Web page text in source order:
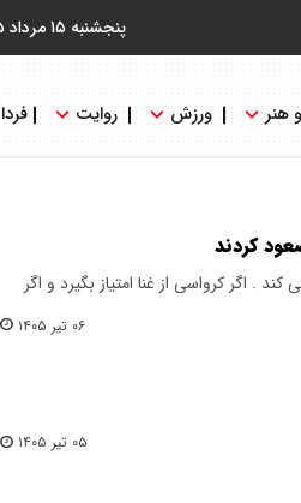
پنجشنبه ۱۵ مرداد ۱۴۰۵
هنر ورزش روایت فردا
کردند
است و با این ۳ شرط صعود نمی کند . اگر کرواسی از غنا امتیاز بگیرد و اگر
۰۶ تیر ۱۴۰۵
۰۵ تیر ۱۴۰۵